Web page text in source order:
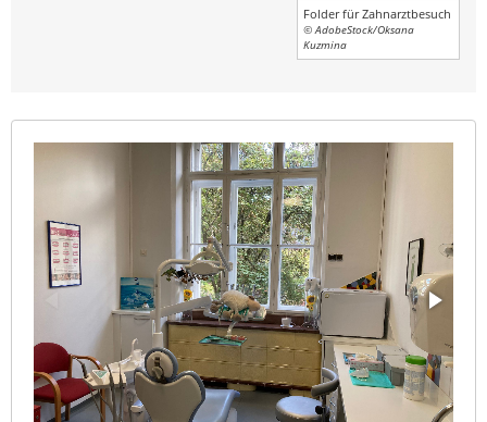
Folder für Zahnarztbesuch
© AdobeStock/Oksana
Kuzmina